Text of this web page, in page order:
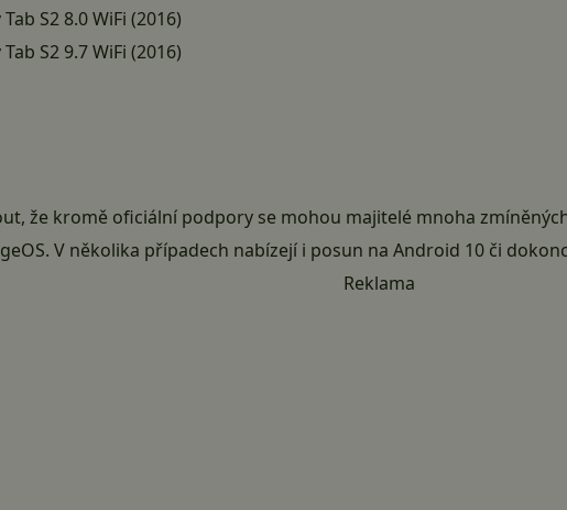
S2 8.0 WiFi (2016)
S2 9.7 WiFi (2016)
že kromě oficiální podpory se mohou majitelé mnoha
V několika případech nabízejí i posun na Android 10 či
Reklama